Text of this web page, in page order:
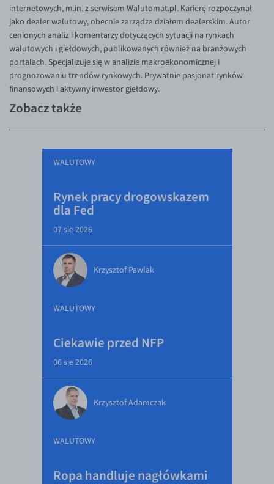
internetowych, m.in. z serwisem Walutomat.pl. Karierę rozpoczynał
jako dealer walutowy, obecnie zarządza działem dealerskim. Autor
cenionych analiz i komentarzy dotyczących sytuacji na rynkach
walutowych i giełdowych, publikowanych również na branżowych
portalach. Specjalizuje się w analizie makroekonomicznej i
prognozowaniu trendów rynkowych. Prywatnie pasjonat rynków
finansowych i aktywny inwestor giełdowy.
Zobacz także
WALUTOWY
Rynek pracy drogowskazem
dla Fed
07 sie 2026
Krzysztof Pawlak
WALUTOWY
Ciekawie przed NFP
06 sie 2026
Krzysztof Adamczak
WALUTOWY
Ropa handluje nagłówkami